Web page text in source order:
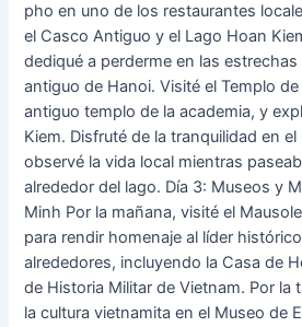
pho en uno de los restaurantes
el Casco Antiguo y el Lago Hoan
dediqué a perderme en las
antiguo de Hanoi. Visité el Templo
antiguo templo de la academia, y
Kiem. Disfruté de la tranquilidad en el
observé la vida local mientras
alrededor del lago. Día 3: Museos y
Minh Por la mañana, visité el
para rendir homenaje al líder
alrededores, incluyendo la Casa de
de Historia Militar de Vietnam. Por la
la cultura vietnamita en el Museo de